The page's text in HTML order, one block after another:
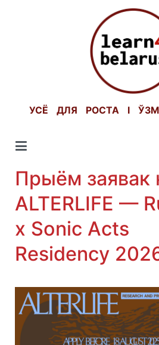
УСЁ ДЛЯ РОСТА І
Прыём заявак
ALTERLIFE —
x Sonic Acts
Residency